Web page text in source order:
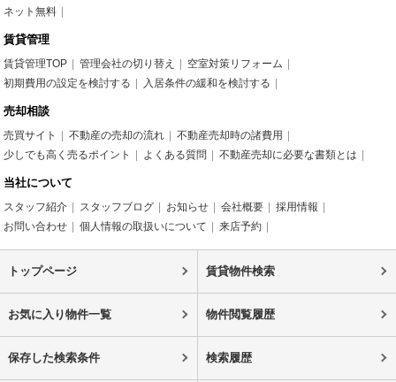
ネット無料
賃貸管理
賃貸管理TOP 管理会社の切り替え
空室対策リフォーム
初期費用の設定を検討する
入居条件の緩和を検討する
売却相談
売買サイト 不動産の売却の流れ
不動産売却時の諸費用
少しでも高く売るポイント
よくある質問 不動産売却に必要な書類とは
当社について
スタッフ紹介 スタッフブログ お知らせ 会社概要
採用情報
お問い合わせ
個人情報の取扱いについて 来店予約
トップページ 賃貸物件検索
お気に入り物件一覧 物件閲覧履歴
保存した検索条件 検索履歴